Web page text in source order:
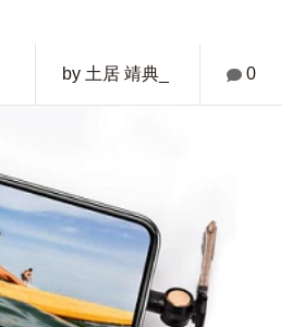
by 土居 靖典_ 0